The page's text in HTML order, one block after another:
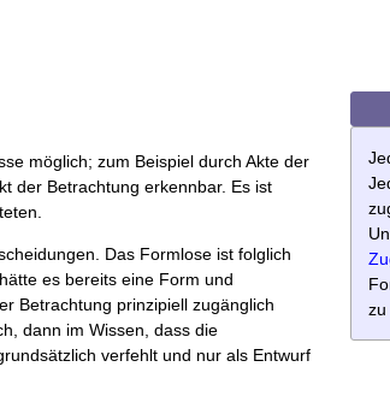
zu
möglich; zum Beispiel durch Akte der
der Betrachtung erkennbar. Es ist
Das Formlose ist folglich
es bereits eine Form und
Betrachtung prinzipiell zugänglich
dann im Wissen, dass die
verfehlt und nur als Entwurf